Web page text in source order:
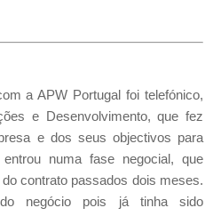
a APW Portugal foi telefónico,
e Desenvolvimento, que fez
e dos seus objectivos para
numa fase negocial, que
contrato passados dois meses.
negócio pois já tinha sido